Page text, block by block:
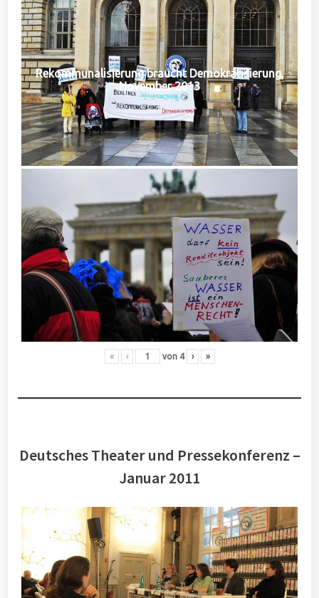
Rekommunalisierung braucht Demokratisierung,
November 2013
« ‹ von 4 › »
Deutsches Theater und Pressekonferenz –
Januar 2011